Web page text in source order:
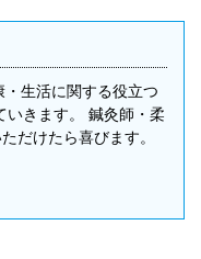
生活に関する役立つ
いきます。 鍼灸師・柔
だけたら喜びます。